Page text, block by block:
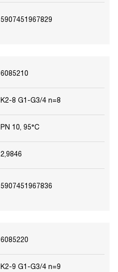
5907451967829
6085210
K2-8 G1-G3/4 n=8
PN 10, 95°C
2,9846
5907451967836
6085220
K2-9 G1-G3/4 n=9